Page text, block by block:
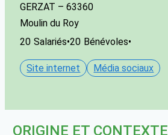
GERZAT – 63360
Moulin du Roy
20 Salariés•20 Bénévoles•
Site internet Média sociaux
ORIGINE ET CONTEXTE